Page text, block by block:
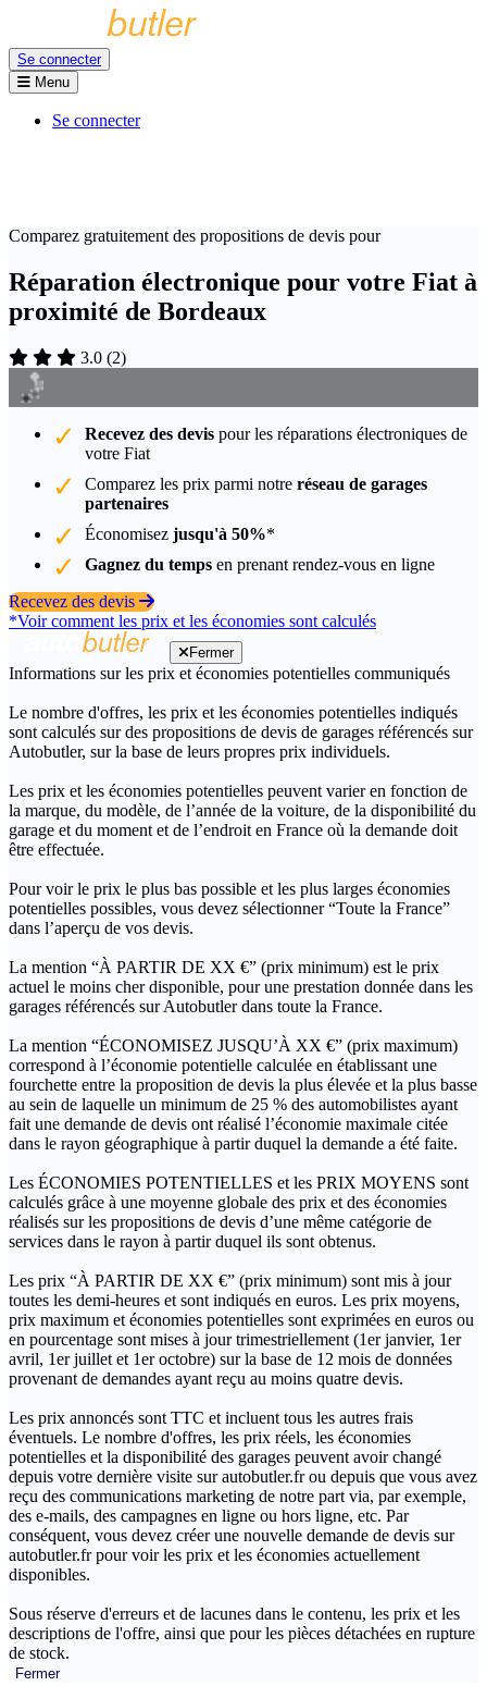
Se connecter
Menu
Se connecter
Comparez gratuitement des propositions de devis pour
Réparation électronique pour votre Fiat à
proximité de Bordeaux
3.0 (2)
Recevez des devis pour les réparations électroniques de
votre Fiat
Comparez les prix parmi notre réseau de garages
partenaires
Économisez jusqu'à 50%*
Gagnez du temps en prenant rendez-vous en ligne
Recevez des devis
*Voir comment les prix et les économies sont calculés
Fermer
Informations sur les prix et économies potentielles communiqués
Le nombre d'offres, les prix et les économies potentielles indiqués
sont calculés sur des propositions de devis de garages référencés sur
Autobutler, sur la base de leurs propres prix individuels.
Les prix et les économies potentielles peuvent varier en fonction de
la marque, du modèle, de l’année de la voiture, de la disponibilité du
garage et du moment et de l’endroit en France où la demande doit
être effectuée.
Pour voir le prix le plus bas possible et les plus larges économies
potentielles possibles, vous devez sélectionner “Toute la France”
dans l’aperçu de vos devis.
La mention “À PARTIR DE XX €” (prix minimum) est le prix
actuel le moins cher disponible, pour une prestation donnée dans les
garages référencés sur Autobutler dans toute la France.
La mention “ÉCONOMISEZ JUSQU’À XX €” (prix maximum)
correspond à l’économie potentielle calculée en établissant une
fourchette entre la proposition de devis la plus élevée et la plus basse
au sein de laquelle un minimum de 25 % des automobilistes ayant
fait une demande de devis ont réalisé l’économie maximale citée
dans le rayon géographique à partir duquel la demande a été faite.
Les ÉCONOMIES POTENTIELLES et les PRIX MOYENS sont
calculés grâce à une moyenne globale des prix et des économies
réalisés sur les propositions de devis d’une même catégorie de
services dans le rayon à partir duquel ils sont obtenus.
Les prix “À PARTIR DE XX €” (prix minimum) sont mis à jour
toutes les demi-heures et sont indiqués en euros. Les prix moyens,
prix maximum et économies potentielles sont exprimées en euros ou
en pourcentage sont mises à jour trimestriellement (1er janvier, 1er
avril, 1er juillet et 1er octobre) sur la base de 12 mois de données
provenant de demandes ayant reçu au moins quatre devis.
Les prix annoncés sont TTC et incluent tous les autres frais
éventuels. Le nombre d'offres, les prix réels, les économies
potentielles et la disponibilité des garages peuvent avoir changé
depuis votre dernière visite sur autobutler.fr ou depuis que vous avez
reçu des communications marketing de notre part via, par exemple,
des e-mails, des campagnes en ligne ou hors ligne, etc. Par
conséquent, vous devez créer une nouvelle demande de devis sur
autobutler.fr pour voir les prix et les économies actuellement
disponibles.
Sous réserve d'erreurs et de lacunes dans le contenu, les prix et les
descriptions de l'offre, ainsi que pour les pièces détachées en rupture
de stock.
Fermer